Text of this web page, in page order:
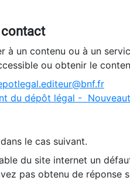
contact
à un contenu ou à un
ou obtenir le
du dépôt légal -
le cas suivant.
du site internet un
pas obtenu de réponse